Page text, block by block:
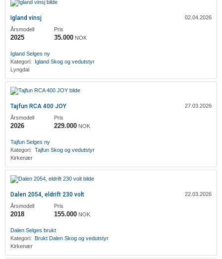
Igland vinsj
02.04.2026
Årsmodell
2025
Pris
35.000 NOK
Igland Selges ny
Kategori: Igland Skog og vedutstyr
Lyngdal
Tajfun RCA 400 JOY
27.03.2026
Årsmodell
2026
Pris
229.000 NOK
Tajfun Selges ny
Kategori: Tajfun Skog og vedutstyr
Kirkenær
Dalen 2054, eldrift 230 volt
22.03.2026
Årsmodell
2018
Pris
155.000 NOK
Dalen Selges brukt
Kategori: Brukt Dalen Skog og vedutstyr
Kirkenær